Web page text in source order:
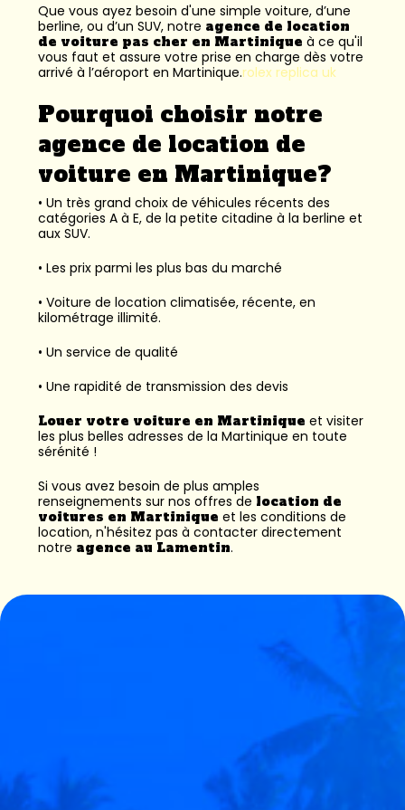
Que vous ayez besoin d'une simple voiture, d’une
berline, ou d’un SUV, notre agence de location
de voiture pas cher en Martinique à ce qu'il
vous faut et assure votre prise en charge dès votre
arrivé à l’aéroport en Martinique.rolex replica uk
Pourquoi choisir notre
agence de location de
voiture en Martinique?
• Un très grand choix de véhicules récents des
catégories A à E, de la petite citadine à la berline et
aux SUV.
• Les prix parmi les plus bas du marché
• Voiture de location climatisée, récente, en
kilométrage illimité.
• Un service de qualité
• Une rapidité de transmission des devis
Louer votre voiture en Martinique et visiter
les plus belles adresses de la Martinique en toute
sérénité !
Si vous avez besoin de plus amples
renseignements sur nos offres de location de
voitures en Martinique et les conditions de
location, n'hésitez pas à contacter directement
notre agence au Lamentin.